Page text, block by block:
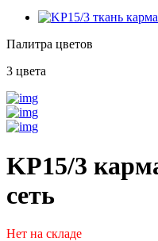
Палитра цветов
3 цвета
KP15/3
сеть
Нет на складе